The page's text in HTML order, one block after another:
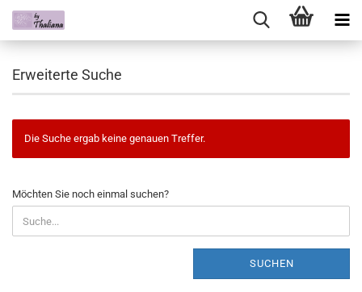
Erweiterte Suche
Die Suche ergab keine genauen Treffer.
Möchten Sie noch einmal suchen?
SUCHEN